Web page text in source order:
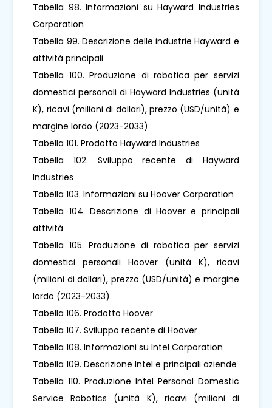
Tabella 98. Informazioni su Hayward Industries
Corporation
Tabella 99. Descrizione delle industrie Hayward e
attività principali
Tabella 100. Produzione di robotica per servizi
domestici personali di Hayward Industries (unità
K), ricavi (milioni di dollari), prezzo (USD/unità) e
margine lordo (2023-2033)
Tabella 101. Prodotto Hayward Industries
Tabella 102. Sviluppo recente di Hayward
Industries
Tabella 103. Informazioni su Hoover Corporation
Tabella 104. Descrizione di Hoover e principali
attività
Tabella 105. Produzione di robotica per servizi
domestici personali Hoover (unità K), ricavi
(milioni di dollari), prezzo (USD/unità) e margine
lordo (2023-2033)
Tabella 106. Prodotto Hoover
Tabella 107. Sviluppo recente di Hoover
Tabella 108. Informazioni su Intel Corporation
Tabella 109. Descrizione Intel e principali aziende
Tabella 110. Produzione Intel Personal Domestic
Service Robotics (unità K), ricavi (milioni di